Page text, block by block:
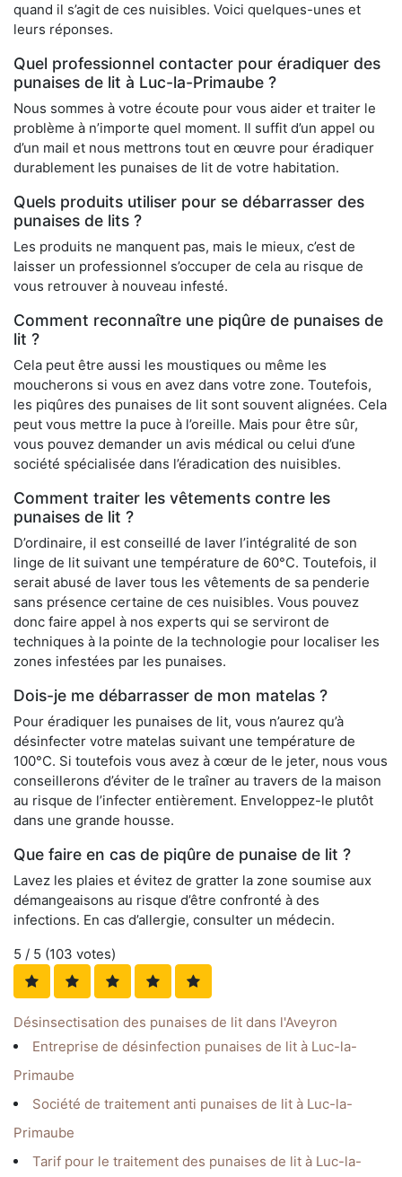
quand il s’agit de ces nuisibles. Voici quelques-unes et
leurs réponses.
Quel professionnel contacter pour éradiquer des
punaises de lit à Luc-la-Primaube ?
Nous sommes à votre écoute pour vous aider et traiter le
problème à n’importe quel moment. Il suffit d’un appel ou
d’un mail et nous mettrons tout en œuvre pour éradiquer
durablement les punaises de lit de votre habitation.
Quels produits utiliser pour se débarrasser des
punaises de lits ?
Les produits ne manquent pas, mais le mieux, c’est de
laisser un professionnel s’occuper de cela au risque de
vous retrouver à nouveau infesté.
Comment reconnaître une piqûre de punaises de
lit ?
Cela peut être aussi les moustiques ou même les
moucherons si vous en avez dans votre zone. Toutefois,
les piqûres des punaises de lit sont souvent alignées. Cela
peut vous mettre la puce à l’oreille. Mais pour être sûr,
vous pouvez demander un avis médical ou celui d’une
société spécialisée dans l’éradication des nuisibles.
Comment traiter les vêtements contre les
punaises de lit ?
D’ordinaire, il est conseillé de laver l’intégralité de son
linge de lit suivant une température de 60°C. Toutefois, il
serait abusé de laver tous les vêtements de sa penderie
sans présence certaine de ces nuisibles. Vous pouvez
donc faire appel à nos experts qui se serviront de
techniques à la pointe de la technologie pour localiser les
zones infestées par les punaises.
Dois-je me débarrasser de mon matelas ?
Pour éradiquer les punaises de lit, vous n’aurez qu’à
désinfecter votre matelas suivant une température de
100°C. Si toutefois vous avez à cœur de le jeter, nous vous
conseillerons d’éviter de le traîner au travers de la maison
au risque de l’infecter entièrement. Enveloppez-le plutôt
dans une grande housse.
Que faire en cas de piqûre de punaise de lit ?
Lavez les plaies et évitez de gratter la zone soumise aux
démangeaisons au risque d’être confronté à des
infections. En cas d’allergie, consulter un médecin.
5 / 5 (103 votes)
Désinsectisation des punaises de lit dans l'Aveyron
Entreprise de désinfection punaises de lit à Luc-la-
Primaube
Société de traitement anti punaises de lit à Luc-la-
Primaube
Tarif pour le traitement des punaises de lit à Luc-la-